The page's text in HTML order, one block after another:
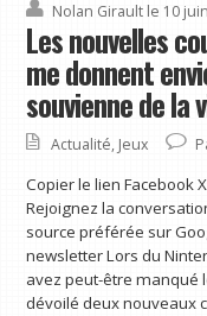
Nolan Girault le 10
Les nouvelles
me donnent
souvienne de la
Actualité, Jeux
Copier le lien Facebook
Rejoignez la
source préférée sur
newsletter Lors du
avez peut-être manqué
dévoilé deux nouveaux